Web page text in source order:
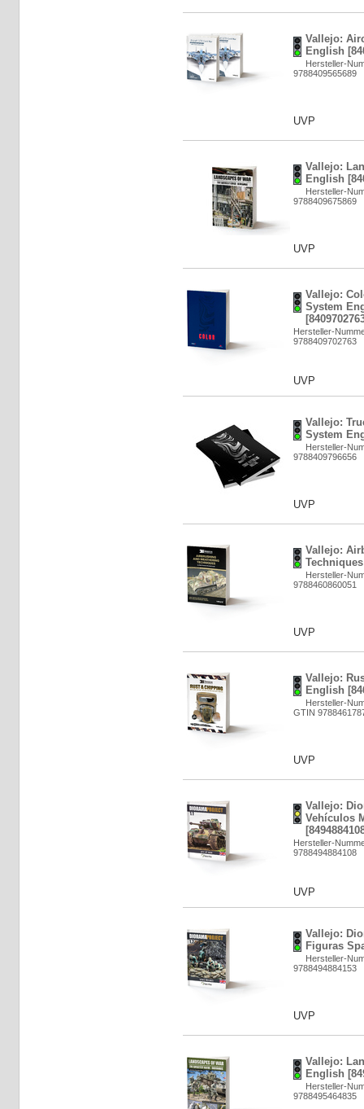
Vallejo:
English
Hersteller-
9788409565689
UVP
Vallejo:
English
Hersteller-
9788409675869
UVP
Vallejo:
System
Hersteller-
9788409702763
UVP
Vallejo:
System
Hersteller-
9788409796656
UVP
Vallejo:
Hersteller-
9788460860051
UVP
Vallejo:
English
Hersteller-
GTIN
UVP
Vallejo:
Vehículos
Hersteller-
9788494884108
UVP
Vallejo:
Figuras
Hersteller-
9788494884153
UVP
Vallejo:
English
Hersteller-
9788495464835